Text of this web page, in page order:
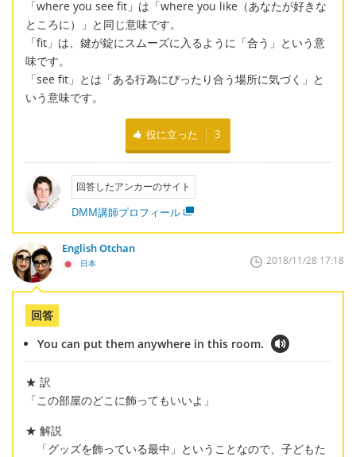
「where you see fit」は「where you like（あなたが好きな
ところに）」と同じ意味です。
「fit」は、鍵が錠にスムーズに入るように「合う」という意
味です。
「see fit」とは「ある行為にぴったり合う場所に気づく」と
いう意味です。
役に立った 3
回答したアンカーのサイト
DMM講師プロフィール
English Otchan
日本 2018/11/28 17:18
回答
You can put them anywhere in this room.
★ 訳
「この部屋のどこに飾ってもいいよ」
★ 解説
「グッズを飾っている最中」ということなので、子どもた